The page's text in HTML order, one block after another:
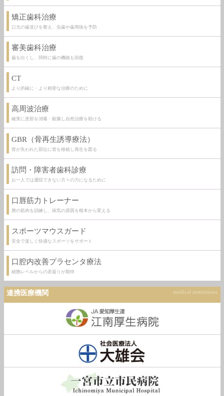
矯正歯科治療
口元の歯並びを整え、虫歯や歯周病を予防
審美歯科治療
歯を白くし、同時に歯の機能も回復
CT
より的確に・より精密な治療のために
高周波治療
確実に患部を消毒・殺菌し自然治療を助ける
GBR（骨再生誘導療法）
骨が失われた部位に骨を移植し再生を図る
訪問・障害者歯科診療
お一人では通院できない方々の力になるために
口唇筋力トレーナー
唇の筋肉を訓練し、病気の原因を根本から変える
スポーツマウスガード
安全で楽しく快適なスポーツをサポート
口腔内改善プラセンタ療法
細胞レベルからの若返りが期待
連携医療機関 medical institutions